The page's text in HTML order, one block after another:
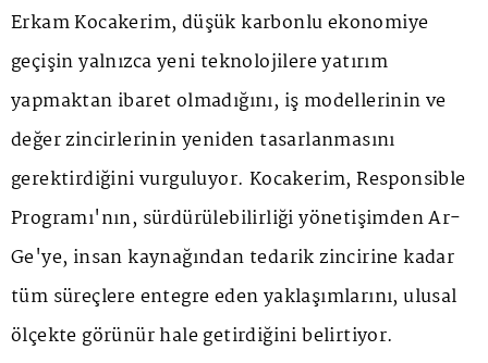
Erkam Kocakerim, düşük karbonlu ekonomiye
geçişin yalnızca yeni teknolojilere yatırım
yapmaktan ibaret olmadığını, iş modellerinin ve
değer zincirlerinin yeniden tasarlanmasını
gerektirdiğini vurguluyor. Kocakerim, Responsible
Programı'nın, sürdürülebilirliği yönetişimden Ar-
Ge'ye, insan kaynağından tedarik zincirine kadar
tüm süreçlere entegre eden yaklaşımlarını, ulusal
ölçekte görünür hale getirdiğini belirtiyor.